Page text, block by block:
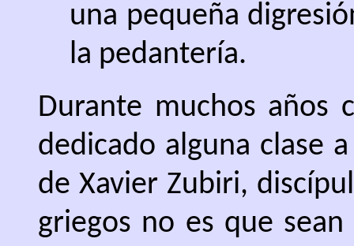
una pequeña
la pedantería.
Durante muchos años
dedicado alguna clase
de Xavier Zubiri,
griegos no es que